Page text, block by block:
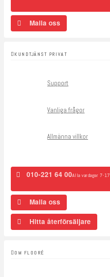
Maila oss
KUNDTJÄNST PRIVAT
Support
Vanliga frågor
Allmänna villkor
010-221 64 00Alla vardagar 7-17
Maila oss
Hitta återförsäljare
OM FLOORÉ